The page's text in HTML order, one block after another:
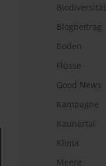
Biodiversität
Blogbeitrag
Boden
Flüsse
Good News
Kampagne
Kaunertal
Klima
Meere